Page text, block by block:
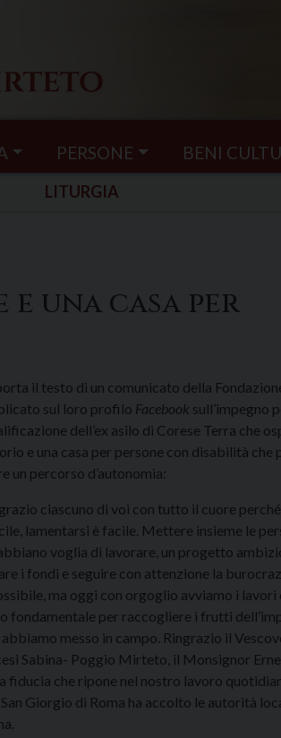
PERSONE BENI
LITURGIA
una casa per
il testo di un comunicato della
sul loro profilo Facebook sull’impegno
dell’ex asilo di Corese Terra che
e una casa per persone con disabilità che
un percorso d’autonomia:
ciascuno di voi con tutto il cuore
lamentarsi è facile. Mettere insieme le
voglia di lavorare, un progetto
i fondi e seguire con attenzione la
ma oggi con orgoglio avviamo i lavori
fondamentale per raccogliere i frutti
messo in campo. Ringrazio il
Sabina- Poggio Mirteto, il Monsignor
fiducia che ripone nel nostro lavoro
Giorgio di Roma ha accolto le autorità